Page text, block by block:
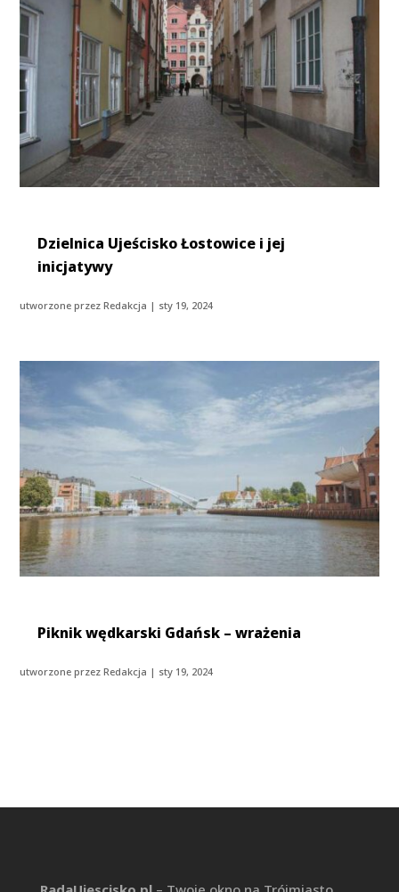
Dzielnica Ujeścisko Łostowice i jej
inicjatywy
utworzone przezRedakcja | sty 19, 2024
Piknik wędkarski Gdańsk – wrażenia
utworzone przezRedakcja | sty 19, 2024